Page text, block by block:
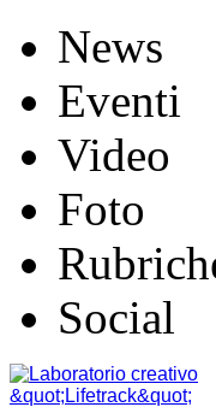
News
Eventi
Video
Foto
Social